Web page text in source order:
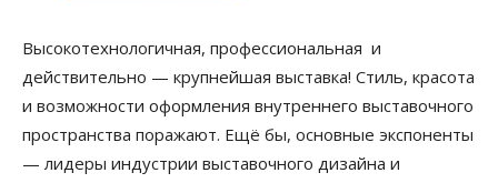
Высокотехнологичная, профессиональная и
действительно — крупнейшая выставка! Стиль, красота
и возможности оформления внутреннего выставочного
пространства поражают. Ещё бы, основные экспоненты
— лидеры индустрии выставочного дизайна и